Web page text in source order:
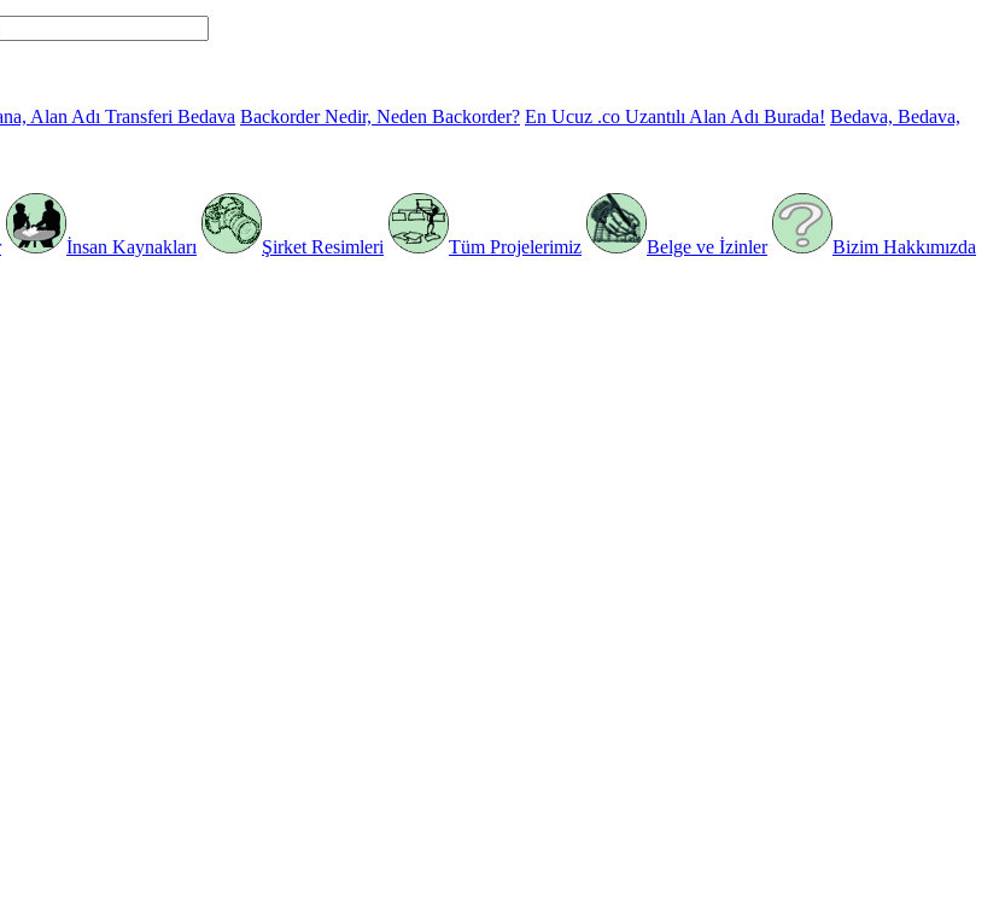
Alan Adı Transferi Bedava Backorder Nedir, Neden Backorder? En Ucuz .co Uzantılı Alan Adı Burada! Bedava, Bedava,
İnsan Kaynakları Şirket Resimleri Tüm Projelerimiz Belge ve İzinler Bizim Hakkımızda